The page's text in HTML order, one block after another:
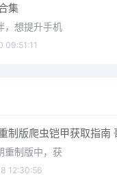
集
，想提升手机
09:51:11
重制版中，获
12:30:56